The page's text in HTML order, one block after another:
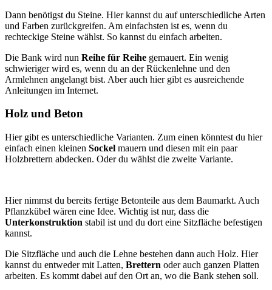
Dann benötigst du Steine. Hier kannst du auf unterschiedliche Arten
und Farben zurückgreifen. Am einfachsten ist es, wenn du
rechteckige Steine wählst. So kannst du einfach arbeiten.
Die Bank wird nun Reihe für Reihe gemauert. Ein wenig
schwieriger wird es, wenn du an der Rückenlehne und den
Armlehnen angelangt bist. Aber auch hier gibt es ausreichende
Anleitungen im Internet.
Holz und Beton
Hier gibt es unterschiedliche Varianten. Zum einen könntest du hier
einfach einen kleinen Sockel mauern und diesen mit ein paar
Holzbrettern abdecken. Oder du wählst die zweite Variante.
Hier nimmst du bereits fertige Betonteile aus dem Baumarkt. Auch
Pflanzkübel wären eine Idee. Wichtig ist nur, dass die
Unterkonstruktion stabil ist und du dort eine Sitzfläche befestigen
kannst.
Die Sitzfläche und auch die Lehne bestehen dann auch Holz. Hier
kannst du entweder mit Latten, Brettern oder auch ganzen Platten
arbeiten. Es kommt dabei auf den Ort an, wo die Bank stehen soll.